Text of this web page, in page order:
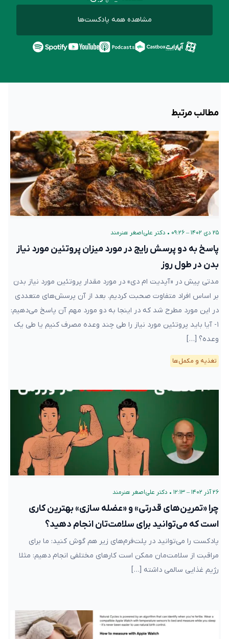
مشاهده همه پادکست‌ها
مطالب مرتبط
۲۵ دی ۱۴۰۲ – ۰۹:۲۶ • دکتر علی‌اصغر هنرمند
پاسخ به دو پرسش رایج در مورد میزان پروتئین مورد نیاز
بدن در طول روز
مدتی پیش در «آپدیت ام دی» در مورد مقدار پروتئین مورد نیاز بدن
بر اساس افراد متفاوت صحبت کردیم. بعد از آن پرسش‌های متعددی
در این مورد مطرح شد که در اینجا به دو مورد مهم آن پاسخ می‌دهیم:
۱- آیا باید پروتئین مورد نیاز را طی چند وعده مصرف کنیم یا طی یک
وعده؟ […]
تغذیه و مکمل‌ها
۲۶ آذر ۱۴۰۲ – ۱۲:۱۳ • دکتر علی‌اصغر هنرمند
چرا «تمرین‌های قدرتی» و «عضله سازی» بهترین کاری
است که می‌توانید برای سلامت‌تان انجام دهید؟
پادکست را می‌توانید در پلت‌فرم‌های زیر هم گوش کنید: ما برای
مراقبت از سلامت‌مان ممکن است کارهای مختلفی انجام دهیم: مثلا
رژیم غذایی سالمی داشته […]